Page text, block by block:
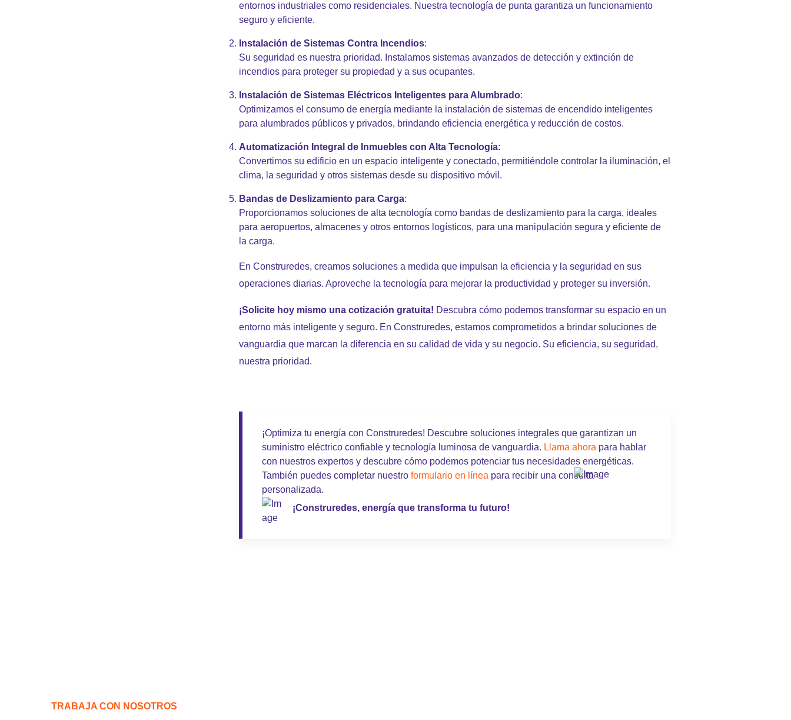
entornos industriales como residenciales. Nuestra tecnología de punta garantiza un funcionamiento
seguro y eficiente.
Instalación de Sistemas Contra Incendios:
Su seguridad es nuestra prioridad. Instalamos sistemas avanzados de detección y extinción de
incendios para proteger su propiedad y a sus ocupantes.
Instalación de Sistemas Eléctricos Inteligentes para Alumbrado:
Optimizamos el consumo de energía mediante la instalación de sistemas de encendido inteligentes
para alumbrados públicos y privados, brindando eficiencia energética y reducción de costos.
Automatización Integral de Inmuebles con Alta Tecnología:
Convertimos su edificio en un espacio inteligente y conectado, permitiéndole controlar la iluminación, el
clima, la seguridad y otros sistemas desde su dispositivo móvil.
Bandas de Deslizamiento para Carga:
Proporcionamos soluciones de alta tecnología como bandas de deslizamiento para la carga, ideales
para aeropuertos, almacenes y otros entornos logísticos, para una manipulación segura y eficiente de
la carga.
En Construredes, creamos soluciones a medida que impulsan la eficiencia y la seguridad en sus
operaciones diarias. Aproveche la tecnología para mejorar la productividad y proteger su inversión.
¡Solicite hoy mismo una cotización gratuita! Descubra cómo podemos transformar su espacio en un
entorno más inteligente y seguro. En Construredes, estamos comprometidos a brindar soluciones de
vanguardia que marcan la diferencia en su calidad de vida y su negocio. Su eficiencia, su seguridad,
nuestra prioridad.
¡Optimiza tu energía con Construredes! Descubre soluciones integrales que garantizan un
suministro eléctrico confiable y tecnología luminosa de vanguardia. Llama ahora para hablar
con nuestros expertos y descubre cómo podemos potenciar tus necesidades energéticas.
También puedes completar nuestroformulario en línea para recibir una consulta
personalizada.
¡Construredes, energía que transforma tu futuro!
TRABAJA CON NOSOTROS